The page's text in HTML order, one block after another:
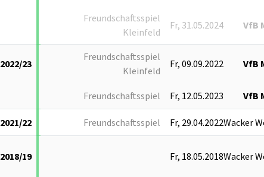
Freundschaftsspiel
Kleinfeld
Fr, 31.05.2024 VfB
2022/23
Freundschaftsspiel
Kleinfeld
Fr, 09.09.2022 VfB
Freundschaftsspiel Fr, 12.05.2023 VfB
2021/22 Freundschaftsspiel Fr, 29.04.2022Wacker
2018/19 Fr, 18.05.2018Wacker